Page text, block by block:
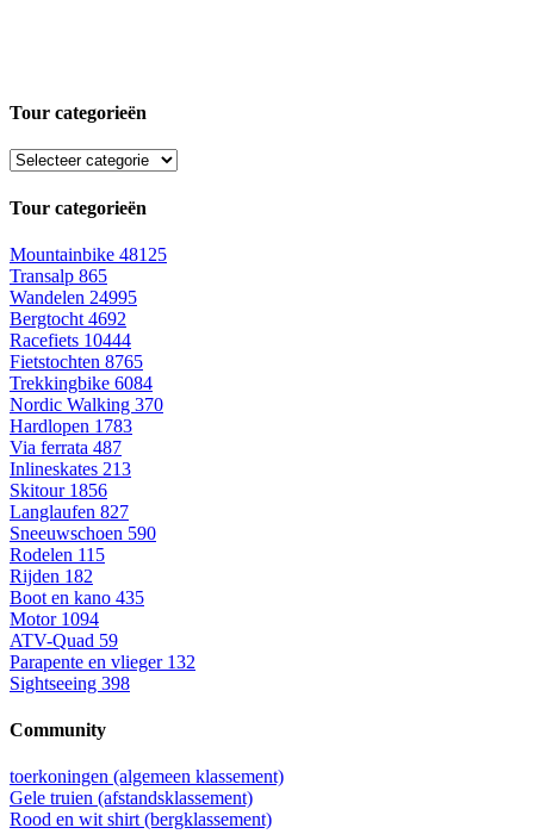
Tour categorieën
Tour categorieën
Mountainbike 48125
Transalp 865
Wandelen 24995
Bergtocht 4692
Racefiets 10444
Fietstochten 8765
Trekkingbike 6084
Nordic Walking 370
Hardlopen 1783
Via ferrata 487
Inlineskates 213
Skitour 1856
Langlaufen 827
Sneeuwschoen 590
Rodelen 115
Rijden 182
Boot en kano 435
Motor 1094
ATV-Quad 59
Parapente en vlieger 132
Sightseeing 398
Community
toerkoningen (algemeen klassement)
Gele truien (afstandsklassement)
Rood en wit shirt (bergklassement)